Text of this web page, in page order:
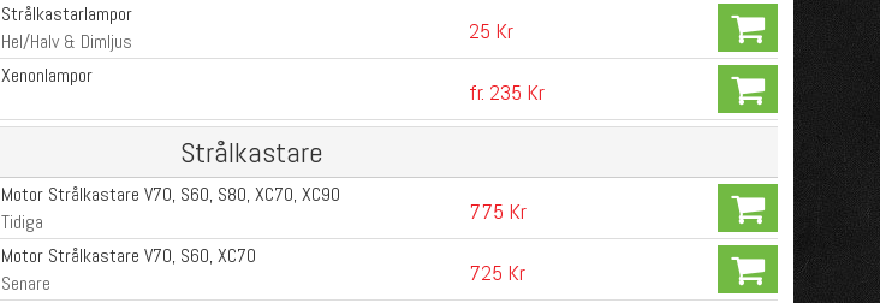
Strålkastarlampor
Hel/Halv & Dimljus
25 Kr
Xenonlampor
fr. 235 Kr
Strålkastare
Motor Strålkastare V70, S60, S80, XC70, XC90
Tidiga
775 Kr
Motor Strålkastare V70, S60, XC70
Senare
725 Kr